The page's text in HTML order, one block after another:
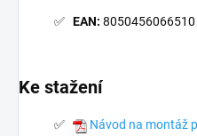
EAN: 8050456066510
Ke stažení
Návod na montáž